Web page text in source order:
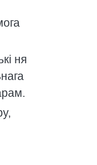
ня